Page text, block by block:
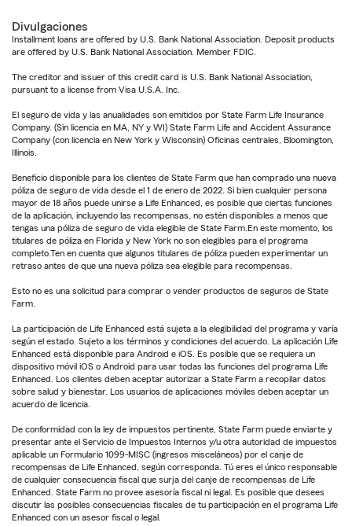
Divulgaciones
Installment loans are offered by U.S. Bank National Association. Deposit products
are offered by U.S. Bank National Association. Member FDIC.
The creditor and issuer of this credit card is U.S. Bank National Association,
pursuant to a license from Visa U.S.A. Inc.
El seguro de vida y las anualidades son emitidos por State Farm Life Insurance
Company. (Sin licencia en MA, NY y WI) State Farm Life and Accident Assurance
Company (con licencia en New York y Wisconsin) Oficinas centrales, Bloomington,
Illinois.
Beneficio disponible para los clientes de State Farm que han comprado una nueva
póliza de seguro de vida desde el 1 de enero de 2022. Si bien cualquier persona
mayor de 18 años puede unirse a Life Enhanced, es posible que ciertas funciones
de la aplicación, incluyendo las recompensas, no estén disponibles a menos que
tengas una póliza de seguro de vida elegible de State Farm.En este momento, los
titulares de póliza en Florida y New York no son elegibles para el programa
completo.Ten en cuenta que algunos titulares de póliza pueden experimentar un
retraso antes de que una nueva póliza sea elegible para recompensas.
Esto no es una solicitud para comprar o vender productos de seguros de State
Farm.
La participación de Life Enhanced está sujeta a la elegibilidad del programa y varía
según el estado. Sujeto a los términos y condiciones del acuerdo. La aplicación Life
Enhanced está disponible para Android e iOS. Es posible que se requiera un
dispositivo móvil iOS o Android para usar todas las funciones del programa Life
Enhanced. Los clientes deben aceptar autorizar a State Farm a recopilar datos
sobre salud y bienestar. Los usuarios de aplicaciones móviles deben aceptar un
acuerdo de licencia.
De conformidad con la ley de impuestos pertinente, State Farm puede enviarte y
presentar ante el Servicio de Impuestos Internos y/u otra autoridad de impuestos
aplicable un Formulario 1099-MISC (ingresos misceláneos) por el canje de
recompensas de Life Enhanced, según corresponda. Tú eres el único responsable
de cualquier consecuencia fiscal que surja del canje de recompensas de Life
Enhanced. State Farm no provee asesoría fiscal ni legal. Es posible que desees
discutir las posibles consecuencias fiscales de tu participación en el programa Life
Enhanced con un asesor fiscal o legal.